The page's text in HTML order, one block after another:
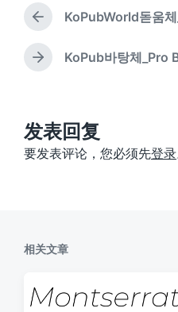
上
篇
文
章
KoPubWorld돋움
下
：
KoPub바탕체_Pro
发表回复
要发表评论，您必须先登录
相关文章